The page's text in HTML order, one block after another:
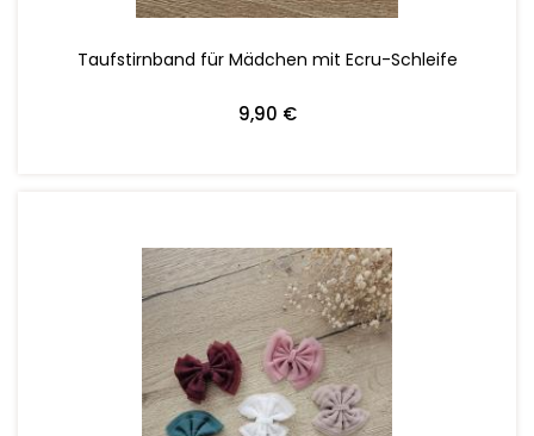
Taufstirnband für Mädchen mit Ecru-Schleife
9,90 €